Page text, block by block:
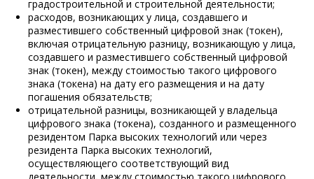
градостроительной и строительной деятельности;
расходов, возникающих у лица, создавшего и
разместившего собственный цифровой знак (токен),
включая отрицательную разницу, возникающую у лица,
создавшего и разместившего собственный цифровой
знак (токен), между стоимостью такого цифрового
знака (токена) на дату его размещения и на дату
погашения обязательств;
отрицательной разницы, возникающей у владельца
цифрового знака (токена), созданного и размещенного
резидентом Парка высоких технологий или через
резидента Парка высоких технологий,
осуществляющего соответствующий вид